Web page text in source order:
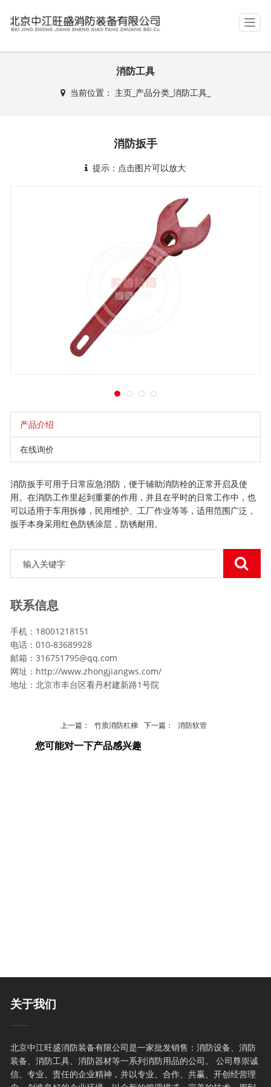
T
o
消防工具
当前位置： 主页_ 产品分类_ 消防工具_
消防扳手
提示：点击图片可以放大
产品介绍
在线询价
消防扳手可用于日常应急消防，便于辅助消防栓的正常开启及使
用。在消防工作里起到重要的作用，并且在平时的日常工作中，也
可以适用于车用拆修，民用维护、工厂作业等等，适用范围广泛，
扳手本身采用红色防锈涂层，防锈耐用。
联系信息
手机：18001218151
电话：010-83689928
邮箱：316751795@qq.com
网址：http://www.zhongjiangws.com/
地址：北京市丰台区看丹村建新路1号院
上一篇： 竹质消防杠梯 下一篇： 消防软管
您可能对一下产品感兴趣
关于我们
北京中江旺盛消防装备有限公司是一家批发销售：消防设备、消防
装备、消防工具、消防器材等一系列消防用品的公司。 公司尊崇诚
信、专业、责任的企业精神，并以专业、合作、共赢、开创经营理